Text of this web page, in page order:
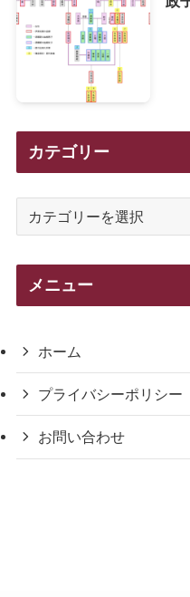
カテゴリー
メニュー
ホーム
プライバシーポリシー
お問い合わせ